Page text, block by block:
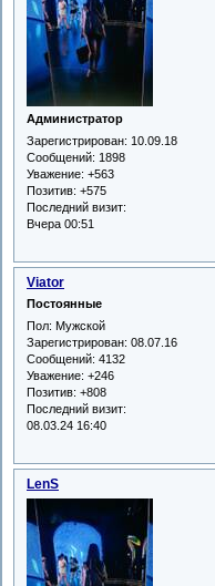
Администратор
Зарегистрирован: 10.09.18
Сообщений: 1898
Уважение: +563
Позитив: +575
Последний визит:
Вчера 00:51
Viator
Постоянные
Пол: Мужской
Зарегистрирован: 08.07.16
Сообщений: 4132
Уважение: +246
Позитив: +808
Последний визит:
08.03.24 16:40
LenS